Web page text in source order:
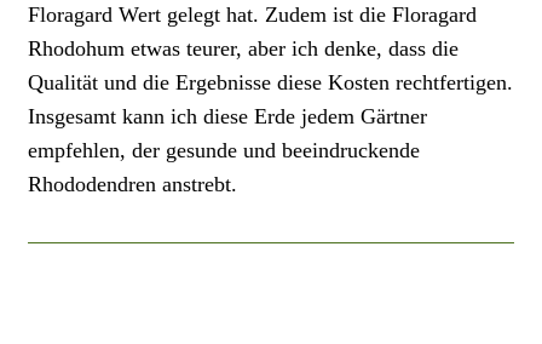
Floragard Wert gelegt hat. Zudem ist die Floragard
Rhodohum etwas teurer, aber ich denke, dass die
Qualität und die Ergebnisse diese Kosten rechtfertigen.
Insgesamt kann ich diese Erde jedem Gärtner
empfehlen, der gesunde und beeindruckende
Rhododendren anstrebt.